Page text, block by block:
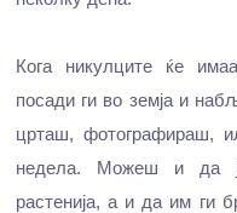
Кога никулците ќе
посади ги во земја и
црташ, фотографираш,
недела. Можеш и да
растенија, а и да им ги